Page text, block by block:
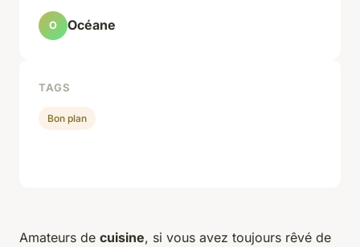
Amateurs de cuisine, si vous avez toujours rêvé de
O Océane
TAGS
Bon plan